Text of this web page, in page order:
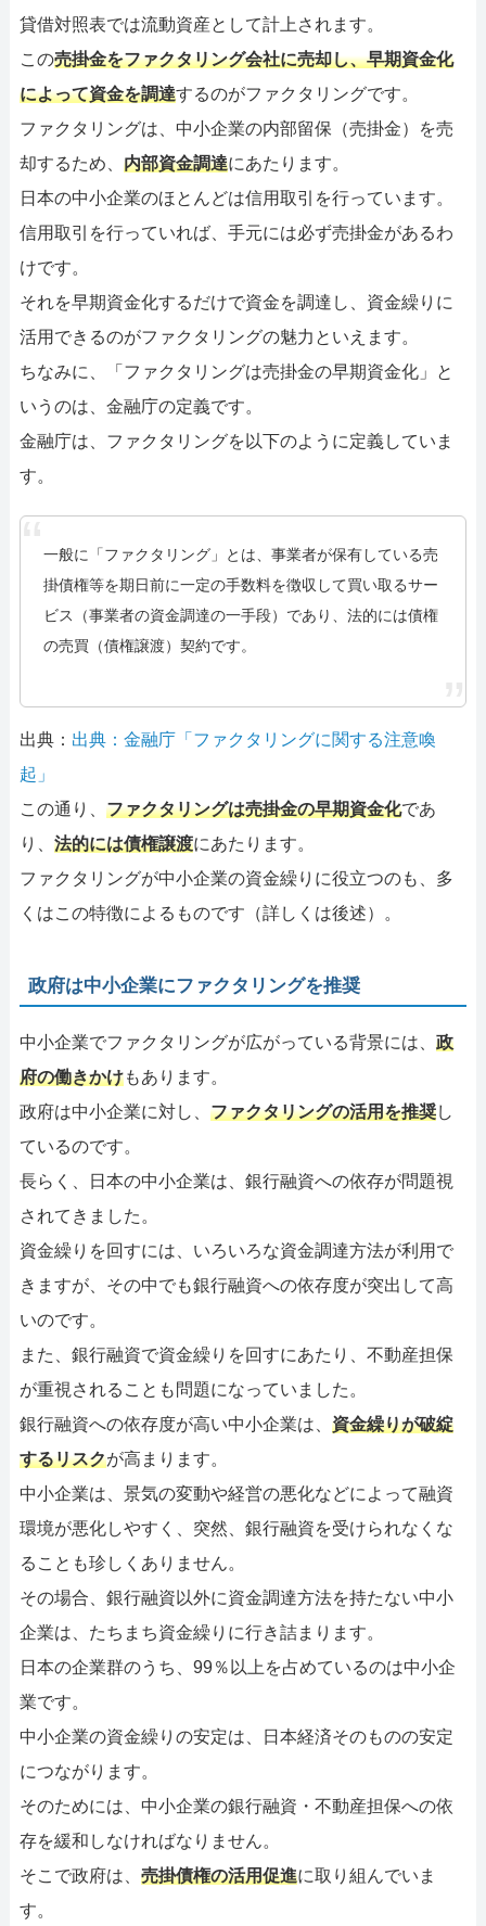
貸借対照表では流動資産として計上されます。
この売掛金をファクタリング会社に売却し、早期資金化
によって資金を調達するのがファクタリングです。
ファクタリングは、中小企業の内部留保（売掛金）を売
却するため、 内部資金調達にあたります。
日本の中小企業のほとんどは信用取引を行っています。
信用取引を行っていれば、手元には必ず売掛金があるわ
けです。
それを早期資金化するだけで資金を調達し、資金繰りに
活用できるのがファクタリングの魅力といえます。
ちなみに、「ファクタリングは売掛金の早期資金化」と
いうのは、金融庁の定義です。
金融庁は、ファクタリングを以下のように定義していま
す。
一般に「ファクタリング」とは、事業者が保有している売
掛債権等を期日前に一定の手数料を徴収して買い取るサー
ビス（事業者の資金調達の一手段）であり、法的には債権
の売買（債権譲渡）契約です。
出典： 出典：金融庁「ファクタリングに関する注意喚
起」
この通り、 ファクタリングは売掛金の早期資金化であ
り、 法的には債権譲渡にあたります。
ファクタリングが中小企業の資金繰りに役立つのも、多
くはこの特徴によるものです（詳しくは後述）。
政府は中小企業にファクタリングを推奨
中小企業でファクタリングが広がっている背景には、 政
府の働きかけもあります。
政府は中小企業に対し、 ファクタリングの活用を推奨し
ているのです。
長らく、日本の中小企業は、銀行融資への依存が問題視
されてきました。
資金繰りを回すには、いろいろな資金調達方法が利用で
きますが、その中でも銀行融資への依存度が突出して高
いのです。
また、銀行融資で資金繰りを回すにあたり、不動産担保
が重視されることも問題になっていました。
銀行融資への依存度が高い中小企業は、 資金繰りが破綻
するリスクが高まります。
中小企業は、景気の変動や経営の悪化などによって融資
環境が悪化しやすく、突然、銀行融資を受けられなくな
ることも珍しくありません。
その場合、銀行融資以外に資金調達方法を持たない中小
企業は、たちまち資金繰りに行き詰まります。
日本の企業群のうち、99％以上を占めているのは中小企
業です。
中小企業の資金繰りの安定は、日本経済そのものの安定
につながります。
そのためには、中小企業の銀行融資・不動産担保への依
存を緩和しなければなりません。
そこで政府は、 売掛債権の活用促進に取り組んでいま
す。